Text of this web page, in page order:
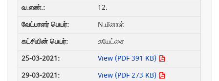
12.
N.மீனாள்
சுயேட்சை
View (PDF 391 KB)
View (PDF 273 KB)